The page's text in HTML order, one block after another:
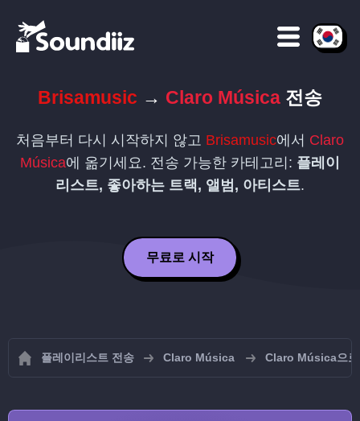
Brisamusic → Claro Música 전송
처음부터 다시 시작하지 않고 Brisamusic에서 Claro
Música에 옮기세요. 전송 가능한 카테고리: 플레이
리스트, 좋아하는 트랙, 앨범, 아티스트.
무료로 시작
플레이리스트 전송 Claro Música Claro Música으로